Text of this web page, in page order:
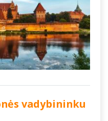
vadybininku